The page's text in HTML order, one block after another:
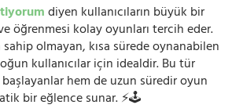
diyen kullanıcıların büyük bir
ve öğrenmesi kolay oyunları tercih eder.
sahip olmayan, kısa sürede oynanabilen
kullanıcılar için idealdir. Bu tür
hem de uzun süredir oyun
bir eğlence sunar. ⚡🕹️